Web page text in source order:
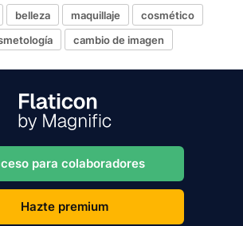
belleza maquillaje
cosmético
cambio de imagen
para colaboradores
Hazte premium